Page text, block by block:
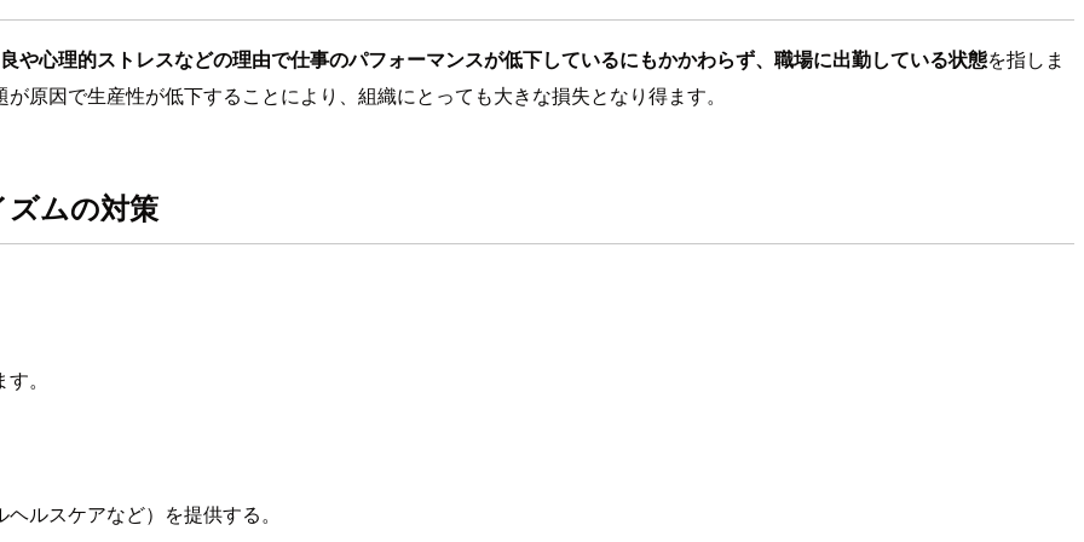
や心理的ストレスなどの理由で仕事のパフォーマンスが低下しているにもかかわらず、職場に出勤している状態を指しま
原因で生産性が低下することにより、組織にとっても大きな損失となり得ます。
ムの対策
。
ルスケアなど）を提供する。